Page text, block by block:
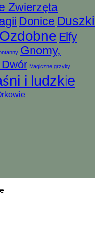
Zwierzęta
Donice Duszki
Elfy
Gnomy,
Magiczne grzyby
i ludzkie